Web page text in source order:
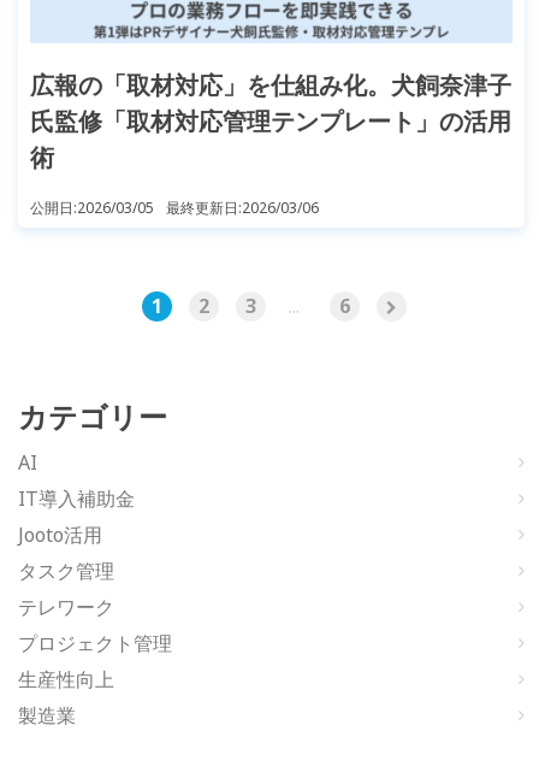
広報の「取材対応」を仕組み化。犬飼奈津子
氏監修「取材対応管理テンプレート」の活用
術
公開日:2026/03/05 最終更新日:2026/03/06
1 2 3 ... 6
カテゴリー
AI
IT導入補助金
Jooto活用
タスク管理
テレワーク
プロジェクト管理
生産性向上
製造業